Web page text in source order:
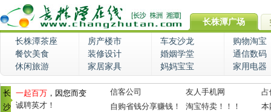
长株潭广场
长株潭茶座 房产楼市 车友沙龙
购物淘宝
餐饮美食
装修设计 婚姻学堂
通信数码
休闲旅游
家居家具 妈妈宝宝 家用电器
长
沙
一起百万 ，因您而变
诚聘英才！
信客公司 友人手机网
占
自购省钱分享赚钱！
淘宝特卖！！！ 本